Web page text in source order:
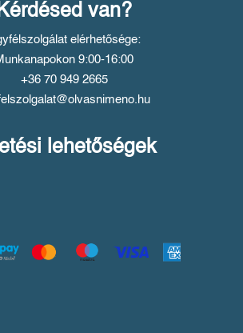
Kérdésed van?
elérhetősége:
9:00-16:00
+36 70 949 2665
lehetőségek